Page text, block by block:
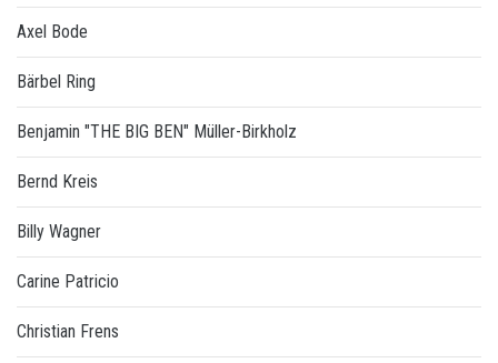
Axel Bode
Bärbel Ring
Benjamin "THE BIG BEN" Müller-Birkholz
Bernd Kreis
Billy Wagner
Carine Patricio
Christian Frens